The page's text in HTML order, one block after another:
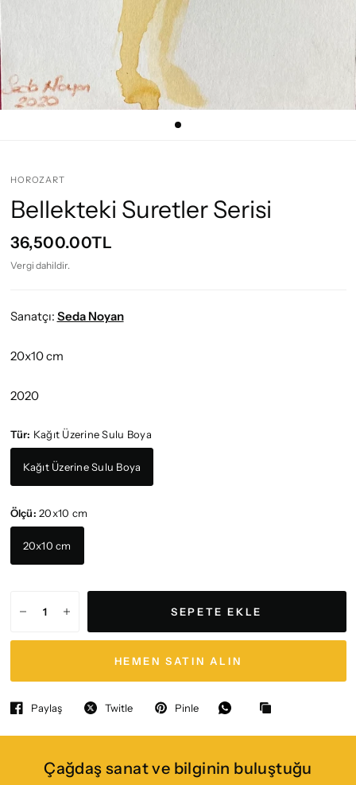
HOROZART
Bellekteki Suretler Serisi
36,500.00TL
Vergi dahildir.
Sanatçı: Seda Noyan
20x10 cm
2020
Tür: Kağıt Üzerine Sulu Boya
Kağıt Üzerine Sulu Boya
Ölçü:20x10 cm
20x10 cm
SEPETE EKLE
HEMEN SATIN ALIN
Paylaş Twitle Pinle
Çağdaş sanat ve bilginin buluştuğu